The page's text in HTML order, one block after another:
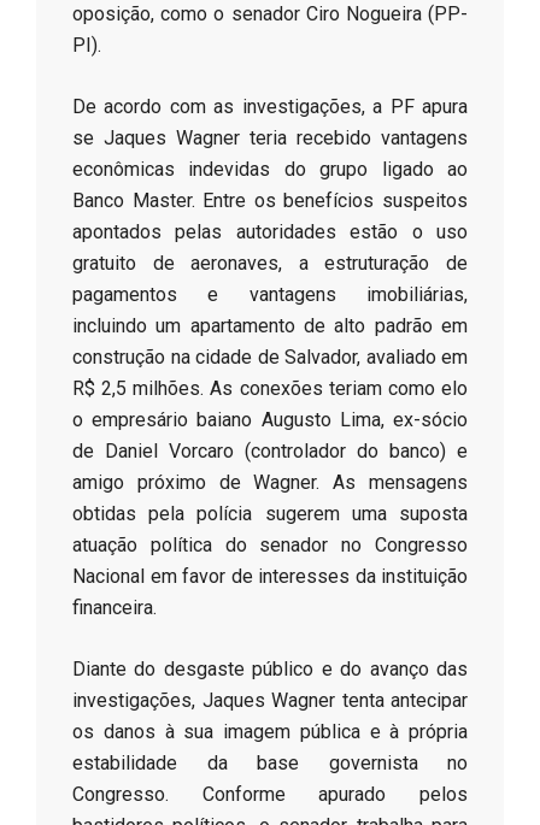
oposição, como o senador Ciro Nogueira (PP-
PI).
​De acordo com as investigações, a PF apura
se Jaques Wagner teria recebido vantagens
econômicas indevidas do grupo ligado ao
Banco Master. Entre os benefícios suspeitos
apontados pelas autoridades estão o uso
gratuito de aeronaves, a estruturação de
pagamentos e vantagens imobiliárias,
incluindo um apartamento de alto padrão em
construção na cidade de Salvador, avaliado em
R$ 2,5 milhões. As conexões teriam como elo
o empresário baiano Augusto Lima, ex-sócio
de Daniel Vorcaro (controlador do banco) e
amigo próximo de Wagner. As mensagens
obtidas pela polícia sugerem uma suposta
atuação política do senador no Congresso
Nacional em favor de interesses da instituição
financeira.
​Diante do desgaste público e do avanço das
investigações, Jaques Wagner tenta antecipar
os danos à sua imagem pública e à própria
estabilidade da base governista no
Congresso. Conforme apurado pelos